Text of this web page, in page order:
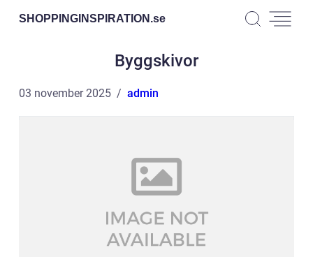
SHOPPINGINSPIRATION.se
Byggskivor
03 november 2025 admin